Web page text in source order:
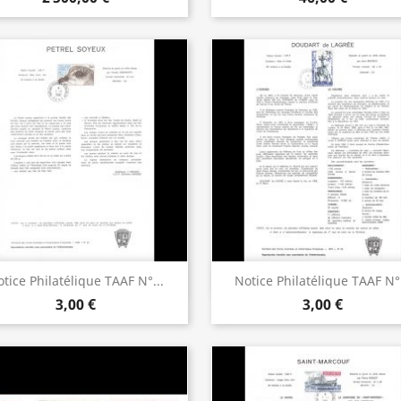
Philatélique TAAF N°...
3,00 €
Aperçu rapide Notice Philatélique TAAF
3,00 €
Aperçu rapide